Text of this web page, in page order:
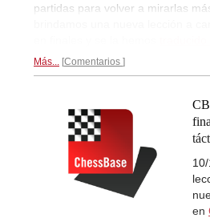
partidas para volver a mirarlas
Más... Comentarios
en